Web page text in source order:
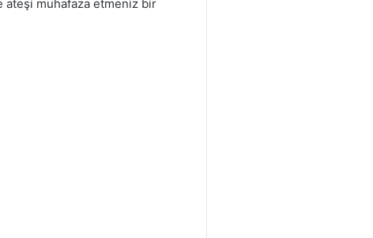
muhafaza etmeniz bir